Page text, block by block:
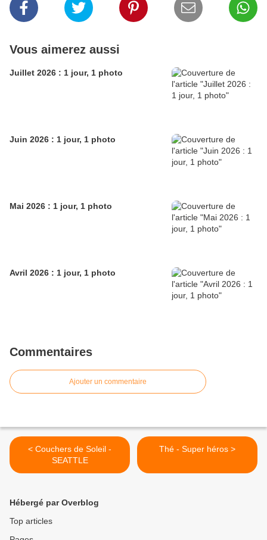
Vous aimerez aussi
Juillet 2026 : 1 jour, 1 photo
Juin 2026 : 1 jour, 1 photo
Mai 2026 : 1 jour, 1 photo
Avril 2026 : 1 jour, 1 photo
Commentaires
Ajouter un commentaire
< Couchers de Soleil -
SEATTLE
Thé - Super héros >
Hébergé par Overblog
Top articles